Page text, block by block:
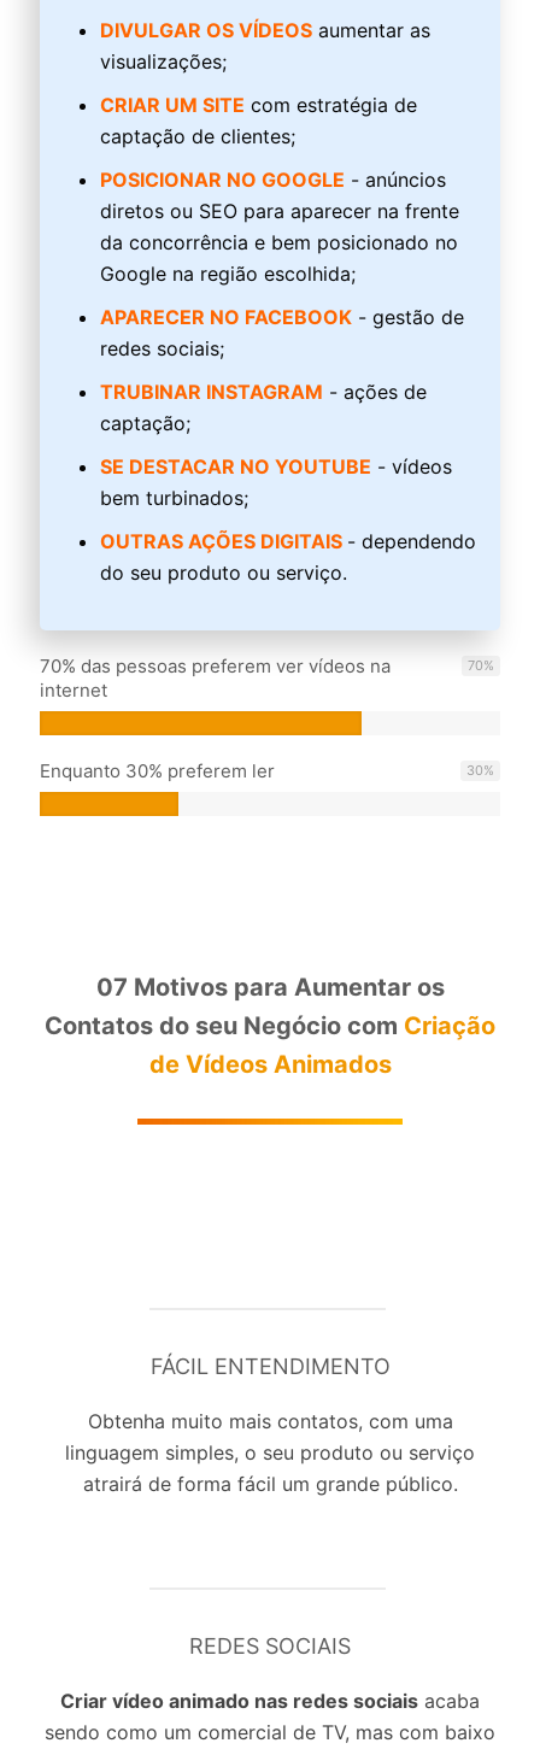
DIVULGAR OS VÍDEOS aumentar as
visualizações;
CRIAR UM SITE com estratégia de
captação de clientes;
POSICIONAR NO GOOGLE - anúncios
diretos ou SEO para aparecer na frente
da concorrência e bem posicionado no
Google na região escolhida;
APARECER NO FACEBOOK - gestão de
redes sociais;
TRUBINAR INSTAGRAM - ações de
captação;
SE DESTACAR NO YOUTUBE - vídeos
bem turbinados;
OUTRAS AÇÕES DIGITAIS - dependendo
do seu produto ou serviço.
70% das pessoas preferem ver vídeos na
internet
70%
Enquanto 30% preferem ler 30%
07 Motivos para Aumentar os
Contatos do seu Negócio com Criação
de Vídeos Animados
FÁCIL ENTENDIMENTO
Obtenha muito mais contatos, com uma
linguagem simples, o seu produto ou serviço
atrairá de forma fácil um grande público.
REDES SOCIAIS
Criar vídeo animado nas redes sociais acaba
sendo como um comercial de TV, mas com baixo